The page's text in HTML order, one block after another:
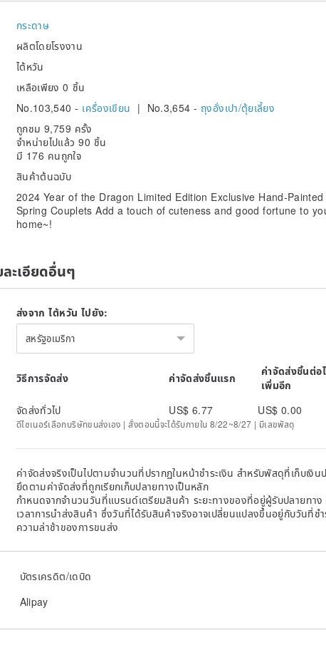
กระดาษ
ผลิตโดยโรงงาน
ไต้หวัน
เหลือเพียง 0 ชิ้น
No.103,540 - เครื่องเขียน | No.3,654 - ถุงอั่งเปา/ตุ้ยเลี้ยง
ถูกชม 9,759 ครั้ง
จำหน่ายไปแล้ว 90 ชิ้น
มี 176 คนถูกใจ
สินค้าต้นฉบับ
2024 Year of the Dragon Limited Edition Exclusive Hand-
Spring Couplets Add a touch of cuteness and good fortune to
home~!
ะเอียดอื่นๆ
ส่งจาก ไต้หวัน ไปยัง:
สหรัฐอเมริกา
วิธีการจัดส่ง ค่าจัดส่งชิ้นแรก
ค่าจัดส่งชิ้นต่อ
เพิ่มอีก
จัดส่งทั่วไป
US$ 6.77 US$ 0.00
ดีไซเนอร์เลือกบริษัทขนส่งเอง | สั่งตอนนี้จะได้รับภายใน 8/22~8/27 | มีเลขพัสดุ
ค่าจัดส่งจริงเป็นไปตามจำนวนที่ปรากฏในหน้าชำระเงิน สำหรับพัสดุที่เก็บเงิน
ยึดตามค่าจัดส่งที่ถูกเรียกเก็บปลายทางเป็นหลัก
กำหนดจากจำนวนวันที่แบรนด์เตรียมสินค้า ระยะทางของที่อยู่ผู้รับปลายทาง
เวลาการนำส่งสินค้า ซึ่งวันที่ได้รับสินค้าจริงอาจเปลี่ยนแปลงขึ้นอยู่กับวันที่ชำ
ความล่าช้าของการขนส่ง
บัตรเครดิต/เดบิด
Alipay